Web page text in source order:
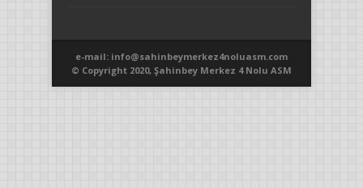
e-mail: info@sahinbeymerkez4noluasm.com
© Copyright 2020, Şahinbey Merkez 4 Nolu ASM